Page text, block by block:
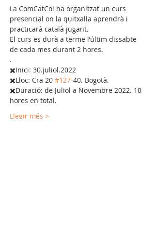
La ComCatCol ha organitzat un curs
presencial on la quitxalla aprendrà i
practicarà català jugant.
El curs es durà a terme l’últim dissabte
de cada mes durant 2 hores.
.
✖️Inici: 30.juliol.2022
✖️Lloc: Cra 20 #127-40. Bogotà.
✖️Duració: de Juliol a Novembre 2022. 10
hores en total.
Llegir més >